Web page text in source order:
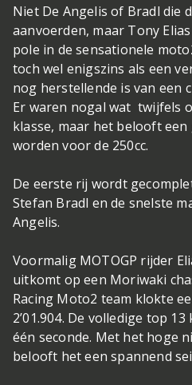
Niet De Angelis of Bradl die
aanvoerden, maar Tony
pole in de sensationele
toch wel enigszins als een
nog herstellende is van een
Er waren nogal wat twijfels
klasse, maar het belooft
worden voor de 250cc.
De eerste rij wordt
Stefan Bradl en de snelste
Angelis.
Voormalig MOTOGP rijder
uitkomt op een Moriwaki
Racing Moto2 team klokte
2’01.904. De volledige top
één seconde. Met het hoge
belooft het een spannend